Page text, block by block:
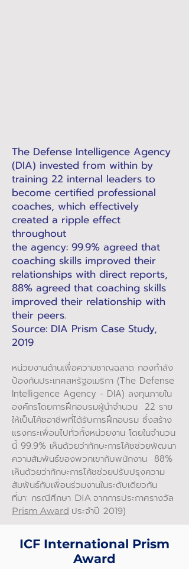
The Defense Intelligence Agency
(DIA) invested from within by
training 22 internal leaders to
become certified professional
coaches, which effectively
created a ripple effect
throughout
the agency: 99.9% agreed that
coaching skills improved their
relationships with direct reports,
88% agreed that coaching skills
improved their relationship with
their peers.
Source: DIA Prism Case Study,
2019
หน่วยงานด้านเพื่อความชาญฉลาด กองกำลัง
ป้องกันประเทศสหรัฐอเมริกา (The Defense
Intelligence Agency - DIA) ลงทุนภายใน
องค์กรโดยการฝึกอบรมผู้นำจำนวน 22 ราย
ให้เป็นโค้ชอาชีพที่ได้รับการฝึกอบรม ซึ่งสร้าง
แรงกระเพื่อมไปทั่วทั้งหน่วยงาน โดยในจำนวน
นี้ 99.9% เห็นด้วยว่าทักษะการโค้ชช่วยพัฒนา
ความสัมพันธ์ของพวกเขากับพนักงาน 88%
เห็นด้วยว่าทักษะการโค้ชช่วยปรับปรุงความ
สัมพันธ์กับเพื่อนร่วมงานในระดับเดียวกัน
ที่มา: กรณีศึกษา DIA จากการประกาศรางวัล
Prism Award ประจำปี 2019)
ICF International Prism
Award